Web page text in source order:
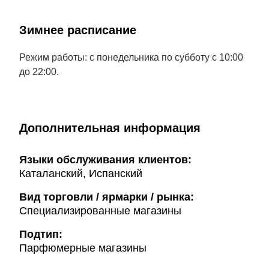
Зимнее расписание
Режим работы: с понедельника по субботу с 10:00
до 22:00.
Дополнительная информация
Языки обслуживания клиентов:
Каталанский, Испанский
Вид торговли / ярмарки / рынка:
Специализированные магазины
Подтип:
Парфюмерные магазины